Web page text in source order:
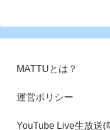
MATTUとは？
運営ポリシー
YouTube Live生放送(